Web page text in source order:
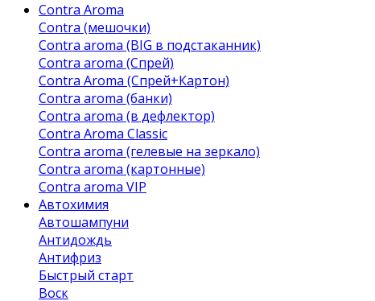
Contra Aroma
Contra (мешочки)
Contra aroma (BIG в подстаканник)
Contra aroma (Спрей)
Contra Aroma (Спрей+Картон)
Contra aroma (банки)
Contra aroma (в дефлектор)
Contra Aroma Classic
Contra aroma (гелевые на зеркало)
Contra aroma (картонные)
Contra aroma VIP
Автохимия
Автошампуни
Антидождь
Антифриз
Быстрый старт
Воск